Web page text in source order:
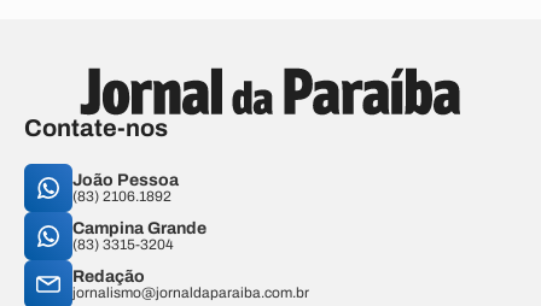
Contate-nos
João Pessoa
(83) 2106.1892
Campina Grande
(83) 3315-3204
Redação
jornalismo@jornaldaparaiba.com.br